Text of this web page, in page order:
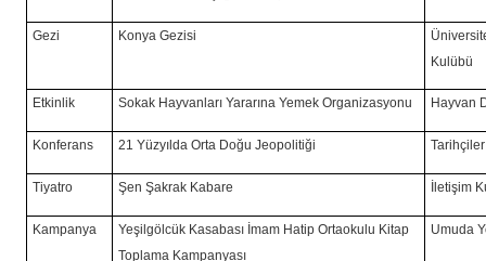
Gezi Konya Gezisi
Kulübü
Etkinlik Sokak Hayvanları Yararına Yemek Organizasyonu Hayvan
Konferans 21 Yüzyılda Orta Doğu Jeopolitiği
Tiyatro Şen Şakrak Kabare İletişim
Kampanya
Yeşilgölcük Kasabası İmam Hatip Ortaokulu Kitap
Toplama Kampanyası
Umuda